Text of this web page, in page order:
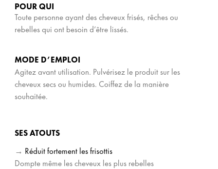
POUR QUI
Toute personne ayant des cheveux frisés, rêches ou
rebelles qui ont besoin d’être lissés.
MODE D’EMPLOI
Agitez avant utilisation. Pulvérisez le produit sur les
cheveux secs ou humides. Coiffez de la manière
souhaitée.
SES ATOUTS
→ Réduit fortement les frisottis
Dompte même les cheveux les plus rebelles